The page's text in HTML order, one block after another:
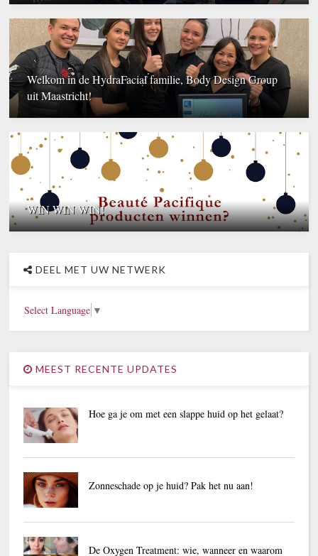
Welkom in de HydraFacial familie, Body Design Group
uit Maastricht!
WIN WIN WIN!
DEEL MET UW NETWERK
Select Language ▼
MEEST RECENTE UPDATES
Hoe ga je om met een slappe huid op het gelaat?
Zonneschade op je huid? Pak het nu aan!
De Oxygen Treatment: wie, wanneer en waarom